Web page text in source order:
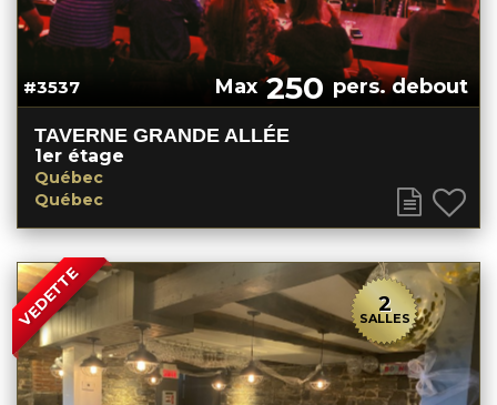
#3537 Max250 pers. debout
TAVERNE GRANDE ALLÉE
1er étage
Québec
Québec
VEDETTE 2
SALLES